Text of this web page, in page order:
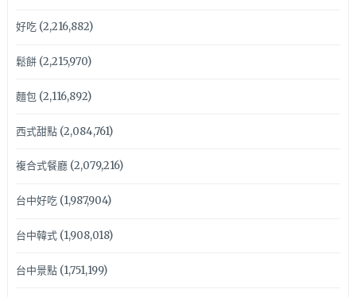
好吃(2,216,882)
鬆餅(2,215,970)
麵包(2,116,892)
西式甜點(2,084,761)
複合式餐廳(2,079,216)
台中好吃(1,987,904)
台中韓式(1,908,018)
台中景點(1,751,199)